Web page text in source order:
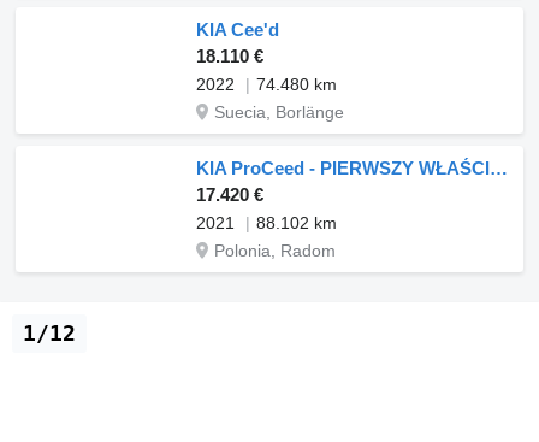
KIA Cee'd
18.110 €
2022
74.480 km
Suecia, Borlänge
KIA ProCeed - PIERWSZY WŁAŚCICIEL
17.420 €
2021
88.102 km
Polonia, Radom
1/12